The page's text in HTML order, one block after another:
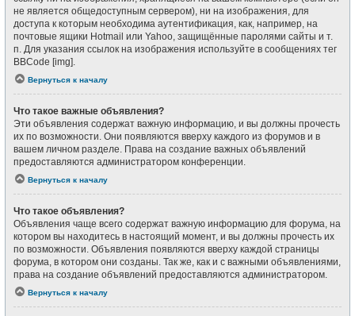
не является общедоступным сервером), ни на изображения, для
доступа к которым необходима аутентификация, как, например, на
почтовые ящики Hotmail или Yahoo, защищённые паролями сайты и т.
п. Для указания ссылок на изображения используйте в сообщениях тег
BBCode [img].
Вернуться к началу
Что такое важные объявления?
Эти объявления содержат важную информацию, и вы должны прочесть
их по возможности. Они появляются вверху каждого из форумов и в
вашем личном разделе. Права на создание важных объявлений
предоставляются администратором конференции.
Вернуться к началу
Что такое объявления?
Объявления чаще всего содержат важную информацию для форума, на
котором вы находитесь в настоящий момент, и вы должны прочесть их
по возможности. Объявления появляются вверху каждой страницы
форума, в котором они созданы. Так же, как и с важными объявлениями,
права на создание объявлений предоставляются администратором.
Вернуться к началу